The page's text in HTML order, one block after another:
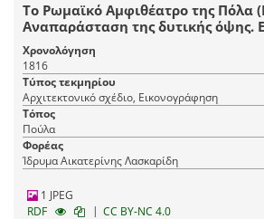
Το Ρωμαϊκό Αμφιθέατρο της Πόλα
Αναπαράσταση της δυτικής όψης.
τομή.
Χρονολόγηση
1816
Τύπος τεκμηρίου
Αρχιτεκτονικό σχέδιο, Εικονογράφηση
Τόπος
Πούλα
Φορέας
Ίδρυμα Αικατερίνης Λασκαρίδη
1 JPEG
RDF
| CC BY-NC 4.0